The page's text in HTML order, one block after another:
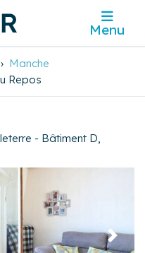
Menu
Manche
Repos
- Bâtiment D